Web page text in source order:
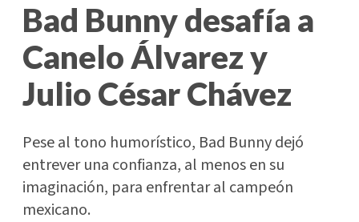
Bad Bunny desafía a
Canelo Álvarez y
Julio César Chávez
Pese al tono humorístico, Bad Bunny dejó
entrever una confianza, al menos en su
imaginación, para enfrentar al campeón
mexicano.